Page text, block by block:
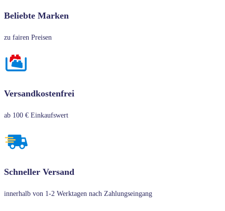
Beliebte Marken
zu fairen Preisen
Versandkostenfrei
ab 100 € Einkaufswert
Schneller Versand
innerhalb von 1-2 Werktagen nach Zahlungseingang